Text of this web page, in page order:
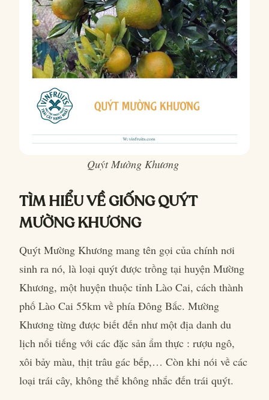
Quýt Mường Khương
TÌM HIỂU VỀ GIỐNG QUÝT
MƯỜNG KHƯƠNG
Quýt Mường Khương mang tên gọi của chính nơi
sinh ra nó, là loại quýt được trồng tại huyện Mường
Khương, một huyện thuộc tỉnh Lào Cai, cách thành
phố Lào Cai 55km về phía Đông Bắc. Mường
Khương từng được biết đến như một địa danh du
lịch nổi tiếng với các đặc sản ẩm thực : rượu ngô,
xôi bảy màu, thịt trâu gác bếp,… Còn khi nói về các
loại trái cây, không thể không nhắc đến trái quýt.